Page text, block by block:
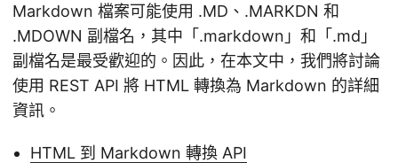
Markdown 檔案可能使用 .MD、.MARKDN 和
.MDOWN 副檔名，其中「.markdown」和「.md」
副檔名是最受歡迎的。因此，在本文中，我們將討論
使用 REST API 將 HTML 轉換為 Markdown 的詳細
資訊。
HTML 到 Markdown 轉換 API